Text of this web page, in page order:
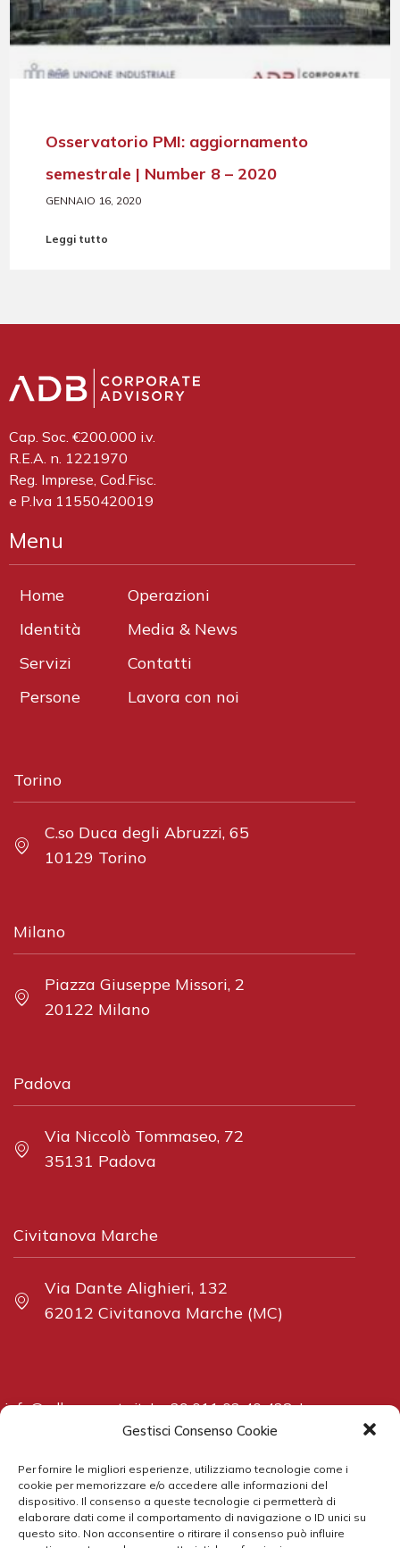
Gestisci Consenso Cookie
Per fornire le migliori esperienze, utilizziamo tecnologie come i
cookie per memorizzare e/o accedere alle informazioni del
dispositivo. Il consenso a queste tecnologie ci permetterà di
elaborare dati come il comportamento di navigazione o ID unici su
questo sito. Non acconsentire o ritirare il consenso può influire
Osservatorio PMI: aggiornamento
semestrale | Number 8 – 2020
GENNAIO 16, 2020
Leggi tutto
Cap. Soc. €200.000 i.v.
R.E.A. n. 1221970
Reg. Imprese, Cod.Fisc.
e P.Iva 11550420019
Menu
Home
Identità
Servizi
Persone
Operazioni
Media & News
Contatti
Lavora con noi
Torino
C.so Duca degli Abruzzi, 65
10129 Torino
Milano
Piazza Giuseppe Missori, 2
20122 Milano
Padova
Via Niccolò Tommaseo, 72
35131 Padova
Civitanova Marche
Via Dante Alighieri, 132
62012 Civitanova Marche (MC)
info@adbcorporate.it|+39 011 02 40 438|
www.adbcorporate.it
All rights reserved ADB Corporate Advisory S.r.l. |Privacy